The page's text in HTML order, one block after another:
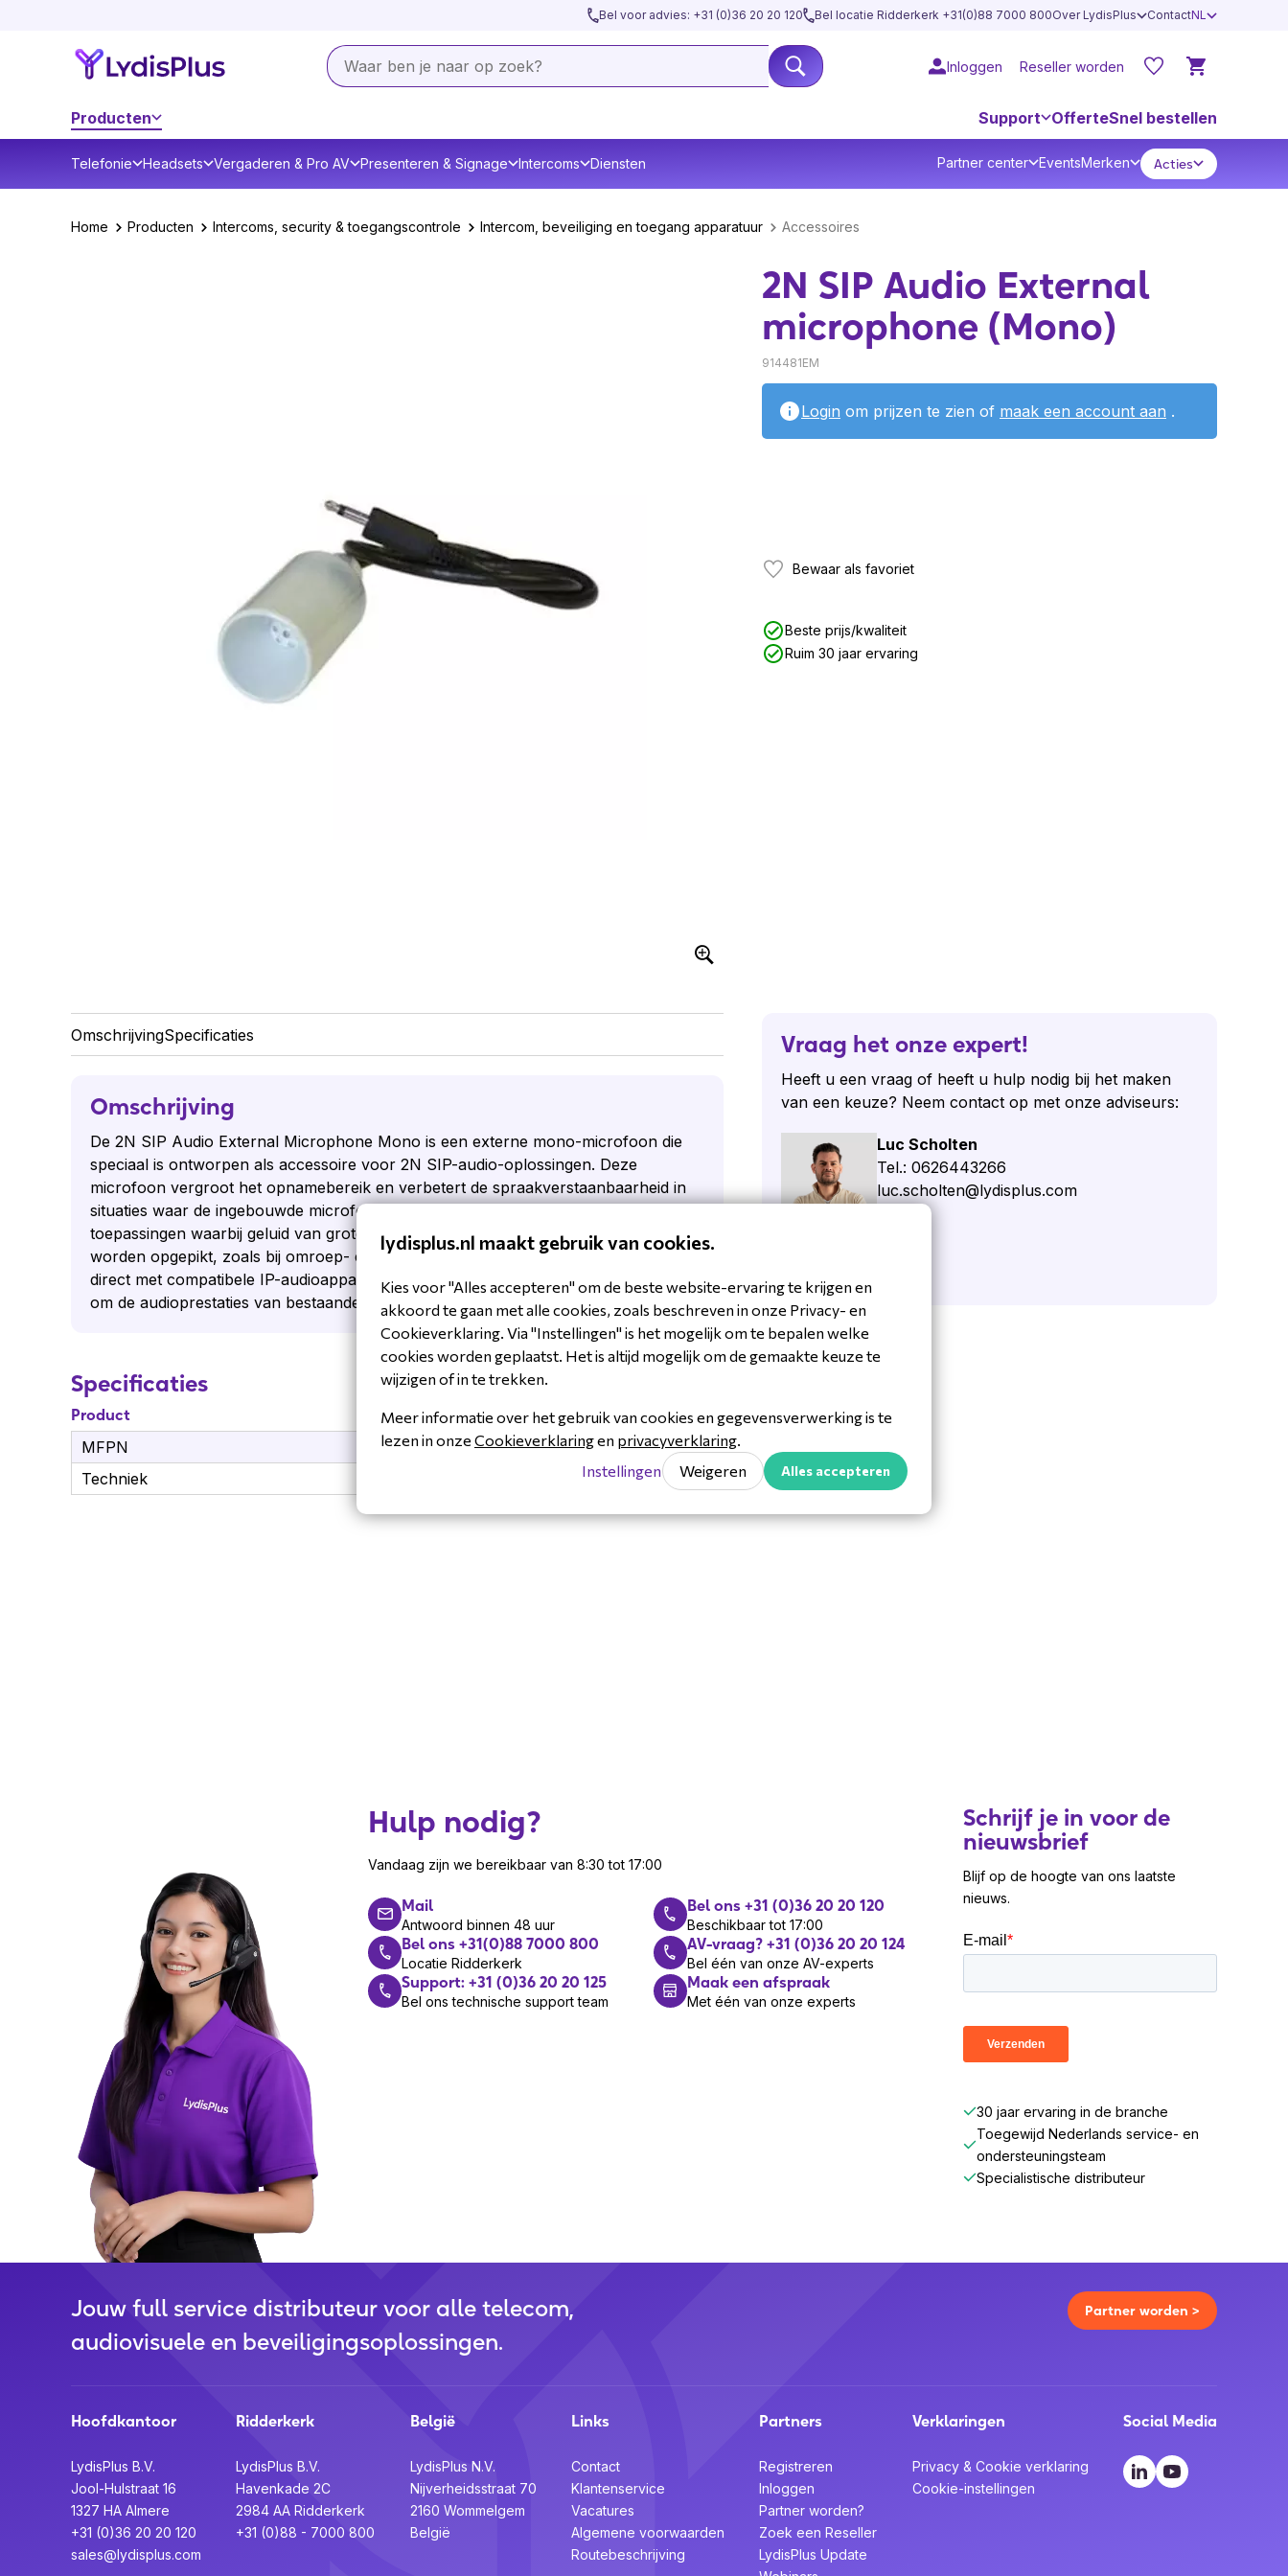
Bel voor advies: +31 (0)36 20 20 120 Bel locatie Ridderkerk +31(0)88 7000 800Over LydisPlus ContactNL
Inloggen Reseller worden
Producten Support OfferteSnel bestellen
Telefonie Headsets Vergaderen & Pro AV Presenteren & Signage Intercoms Diensten Partner center EventsMerken Acties
Home Producten Intercoms, security & toegangscontrole Intercom, beveiliging en toegang apparatuur Accessoires
2N SIP Audio External
microphone (Mono)
914481EM
Login om prijzen te zien of maak een account aan .
Bewaar als favoriet
Beste prijs/kwaliteit
Ruim 30 jaar ervaring
OmschrijvingSpecificaties
Omschrijving
De 2N SIP Audio External Microphone Mono is een externe mono-microfoon die
speciaal is ontworpen als accessoire voor 2N SIP-audio-oplossingen. Deze
microfoon vergroot het opnamebereik en verbetert de spraakverstaanbaarheid in
situaties waar de ingebouwde microfoon niet volstaat. Hierdoor is hij geschikt voor
toepassingen waarbij geluid van grotere afstand of uit specifieke richtingen moet
worden opgepikt, zoals bij omroep- en intercominstallaties. De microfoon integreert
direct met compatibele IP-audioapparatuur van 2N en biedt een eenvoudige manier
om de audioprestaties van bestaande installaties uit te breiden.
Vraag het onze expert!
Heeft u een vraag of heeft u hulp nodig bij het maken
van een keuze? Neem contact op met onze adviseurs:
Luc Scholten
Tel.: 0626443266
luc.scholten@lydisplus.com
Specificaties
Product
MFPN
914481EM
Techniek
Intercoms, security & toegangscontrole
Hulp nodig?
Vandaag zijn we bereikbaar van 8:30 tot 17:00
Mail
Antwoord binnen 48 uur
Bel ons +31 (0)36 20 20 120
Beschikbaar tot 17:00
Bel ons +31(0)88 7000 800
Locatie Ridderkerk
AV-vraag? +31 (0)36 20 20 124
Bel één van onze AV-experts
Support: +31 (0)36 20 20 125
Bel ons technische support team
Maak een afspraak
Met één van onze experts
Schrijf je in voor de
nieuwsbrief
Blijf op de hoogte van ons laatste
nieuws.
30 jaar ervaring in de branche
Toegewijd Nederlands service- en
ondersteuningsteam
Specialistische distributeur
Jouw full service distributeur voor alle telecom,
audiovisuele en beveiligingsoplossingen.
Partner worden >
Hoofdkantoor
LydisPlus B.V.
Jool-Hulstraat 16
1327 HA Almere
+31 (0)36 20 20 120
sales@lydisplus.com
Ridderkerk
LydisPlus B.V.
Havenkade 2C
2984 AA Ridderkerk
+31 (0)88 - 7000 800
België
LydisPlus N.V.
Nijverheidsstraat 70
2160 Wommelgem
België
Links
Contact
Klantenservice
Vacatures
Algemene voorwaarden
Routebeschrijving
Partners
Registreren
Inloggen
Partner worden?
Zoek een Reseller
LydisPlus Update
Verklaringen
Privacy & Cookie verklaring
Cookie-instellingen
Social Media
lydisplus.nl maakt gebruik van cookies.
Kies voor "Alles accepteren" om de beste website-ervaring te krijgen en
akkoord te gaan met alle cookies, zoals beschreven in onze Privacy- en
Cookieverklaring. Via "Instellingen" is het mogelijk om te bepalen welke
cookies worden geplaatst. Het is altijd mogelijk om de gemaakte keuze te
wijzigen of in te trekken.
Meer informatie over het gebruik van cookies en gegevensverwerking is te
lezen in onze Cookieverklaringen privacyverklaring
Instellingen
Weigeren Alles accepteren